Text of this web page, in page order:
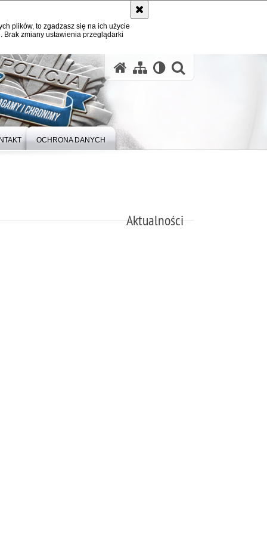
plików, to zgadzasz się na ich użycie
zmiany ustawienia przeglądarki
OCHRONA DANYCH
Aktualności